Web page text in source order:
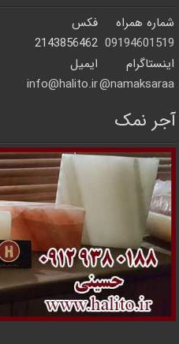
شماره همراه
فکس
09194601519
2143856462
اینستاگرام
ایمیل
namaksaraa@
info@halito.ir
آجر نمک